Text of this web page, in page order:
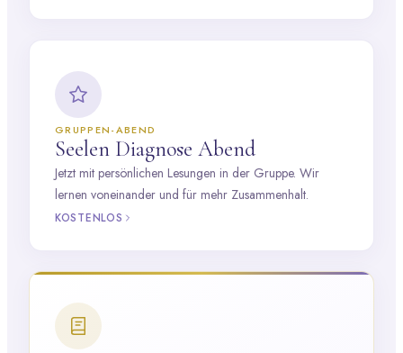
GRUPPEN-ABEND
Seelen Diagnose Abend
Jetzt mit persönlichen Lesungen in der Gruppe. Wir
lernen voneinander und für mehr Zusammenhalt.
KOSTENLOS